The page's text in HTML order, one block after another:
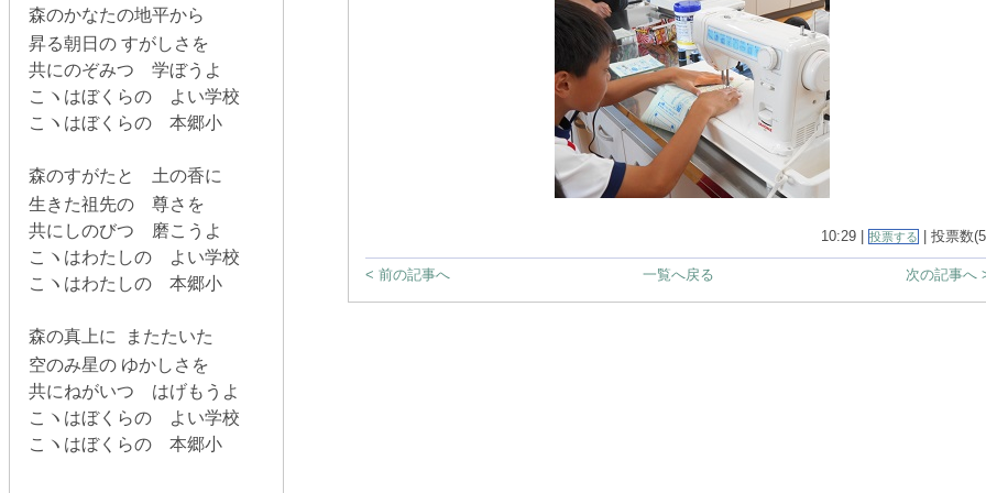
森のかなたの地平から
昇る朝日の すがしさを
共にのぞみつ 学ぼうよ
こヽはぼくらの よい学校
こヽはぼくらの 本郷小
森のすがたと 土の香に
生きた祖先の 尊さを
共にしのびつ 磨こうよ
こヽはわたしの よい学校
こヽはわたしの 本郷小
森の真上に またたいた
空のみ星の ゆかしさを
共にねがいつ はげもうよ
こヽはぼくらの よい学校
こヽはぼくらの 本郷小
10:29 | 投票する | 投票数
< 前の記事へ 次の記事へ
一覧へ戻る